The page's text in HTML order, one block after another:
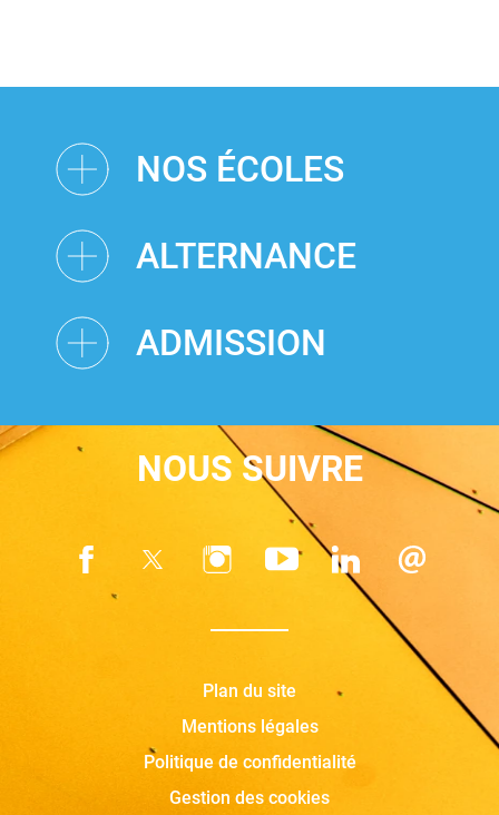
NOS ÉCOLES
ALTERNANCE
ADMISSION
NOUS SUIVRE
Plan du site
Mentions légales
Politique de confidentialité
Gestion des cookies